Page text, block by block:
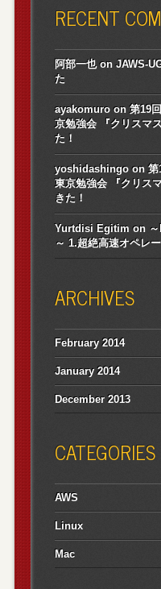
RECENT
阿部一也onJAWS-
た
ayakomuroon 第19
京勉強会 『クリスマ
た！
yoshidashingoon 第
東京勉強会 『クリス
きた！
Yurtdisi Egitim on
～ 1.超絶高速オペレ
ARCHIVES
February 2014
January 2014
December 2013
CATEGORIES
AWS
Linux
Mac